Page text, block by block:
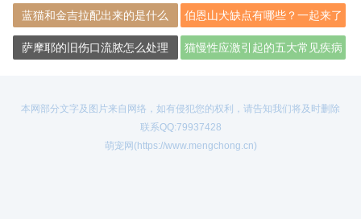
蓝猫和金吉拉配出来的是什么
伯恩山犬缺点有哪些？一起来了
解一下
萨摩耶的旧伤口流脓怎么处理 猫慢性应激引起的五大常见疾病
本网部分文字及图片来自网络，如有侵犯您的权利，请告知我们将及时删除
联系QQ:79937428
萌宠网(https://www.mengchong.cn)